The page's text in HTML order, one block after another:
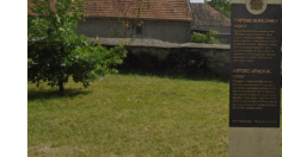
Történelmi